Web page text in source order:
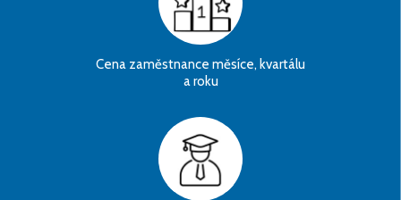
Cena zaměstnance měsíce, kvartálu
a roku